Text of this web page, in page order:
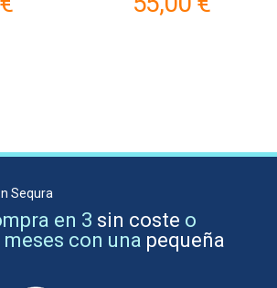
Sequra
en 3 sin coste o
meses con una pequeña